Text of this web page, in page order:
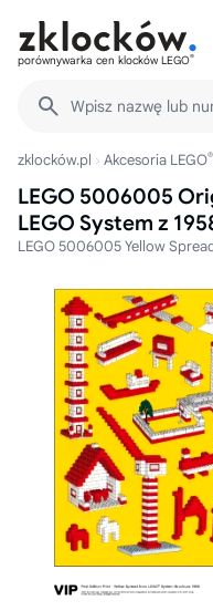
porównywarka cen klocków LEGO®
Wpisz nazwę lub
zklocków.pl Akcesoria LEGO®
LEGO 5006005
LEGO System z
LEGO 5006005 Yellow